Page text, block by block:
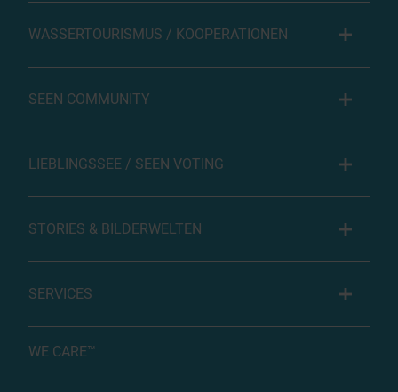
WASSERTOURISMUS / KOOPERATIONEN
SEEN COMMUNITY
LIEBLINGSSEE / SEEN VOTING
STORIES & BILDERWELTEN
SERVICES
WE CARE™